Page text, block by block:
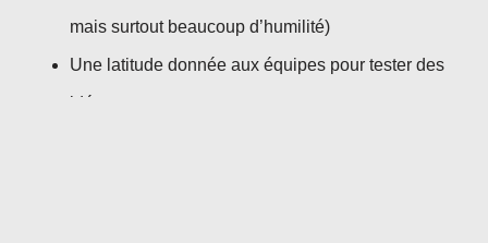
mais surtout beaucoup d’humilité)
Une latitude donnée aux équipes pour tester des
idées